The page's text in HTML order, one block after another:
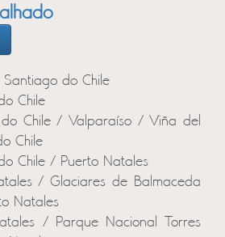
do Chile
Chile
Chile / Valparaíso / Viña del
Chile
Chile / Puerto Natales
/ Glaciares de Balmaceda
Natales
/ Parque Nacional Torres